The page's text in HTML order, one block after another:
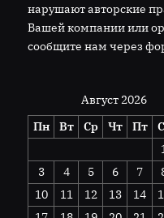
нарушают авторские
Вашей компании или
сообщите нам через
Август 2026
Пн
Вт Ср Чт Пт
3
4 5 6 7
10
11 12 13 14